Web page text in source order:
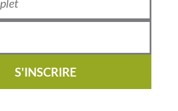
S'INSCRIRE